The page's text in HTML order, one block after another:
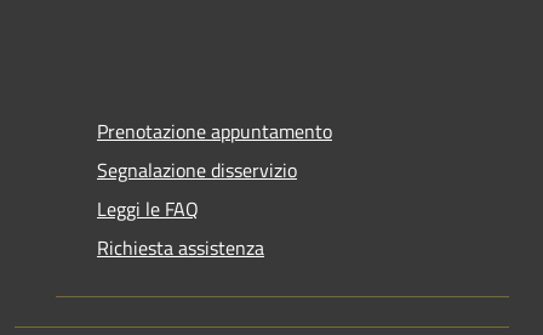
Prenotazione appuntamento
Segnalazione disservizio
Leggi le FAQ
Richiesta assistenza